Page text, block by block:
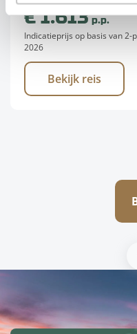
€ 1.613p.p.
Indicatieprijs op basis van 2-
2026
Bekijk reis